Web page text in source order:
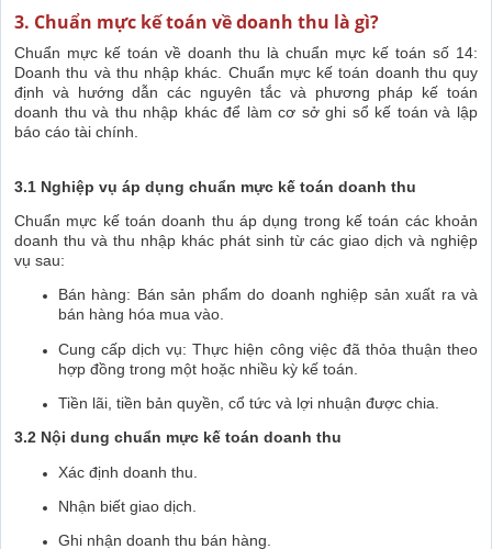
3. Chuẩn mực kế toán về doanh thu là gì?
Chuẩn mực kế toán về doanh thu là chuẩn mực kế toán số 14:
Doanh thu và thu nhập khác. Chuẩn mực kế toán doanh thu quy
định và hướng dẫn các nguyên tắc và phương pháp kế toán
doanh thu và thu nhập khác để làm cơ sở ghi sổ kế toán và lập
báo cáo tài chính.
3.1 Nghiệp vụ áp dụng chuẩn mực kế toán doanh thu
Chuẩn mực kế toán doanh thu áp dụng trong kế toán các khoản
doanh thu và thu nhập khác phát sinh từ các giao dịch và nghiệp
vụ sau:
Bán hàng: Bán sản phẩm do doanh nghiệp sản xuất ra và
bán hàng hóa mua vào.
Cung cấp dịch vụ: Thực hiện công việc đã thỏa thuận theo
hợp đồng trong một hoặc nhiều kỳ kế toán.
Tiền lãi, tiền bản quyền, cổ tức và lợi nhuận được chia.
3.2 Nội dung chuẩn mực kế toán doanh thu
Xác định doanh thu.
Nhận biết giao dịch.
Ghi nhận doanh thu bán hàng.